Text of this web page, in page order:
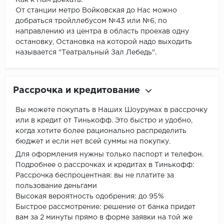
От станции метро Войковская до Нас можно
добраться тройллебусом №43 или №6, по
направлению из центра в область проехав одну
остановку, Остановка на которой надо выходить
называется "Театральный Зал Лебедь".
Рассрочка и кредитование
Вы можете покупать в Наших Шоурумах в рассрочку
или в кредит от Тинькофф. Это быстро и удобно,
когда хотите более рационально распределить
бюджет и если нет всей суммы на покупку.
Для оформления нужны только паспорт и телефон.
Подробнее о рассрочках и кредитах в Тинькофф:
Рассрочка беспроцентная: вы не платите за
пользование деньгами
Высокая вероятность одобрения: до 95%
Быстрое рассмотрение: решение от банка придет
вам за 2 минуты прямо в форме заявки на той же